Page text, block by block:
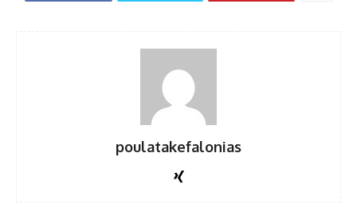
poulatakefalonias